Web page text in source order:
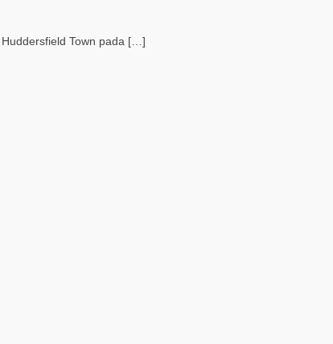
Huddersfield Town pada […]